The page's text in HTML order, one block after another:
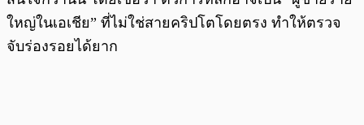
ใหญ่ในเอเชีย” ที่ไม่ใช่สายคริปโตโดยตรง ทำให้ตรวจ
จับร่องรอยได้ยาก